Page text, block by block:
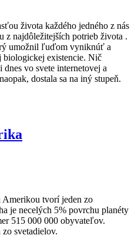
života každého jedného z nás
z najdôležitejších potrieb života .
umožnil ľuďom vyniknúť a
biologickej existencie. Nič
vo svete internetovej a
dostala sa na iný stupeň.
Amerikou tvorí jeden zo
je necelých 5% povrchu planéty
515 000 000 obyvateľov.
svetadielov.